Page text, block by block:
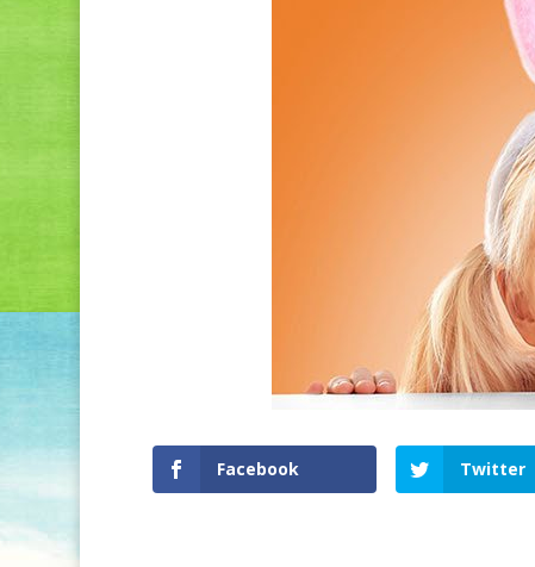
Facebook Twitter